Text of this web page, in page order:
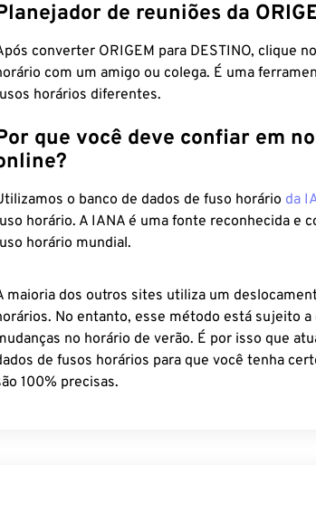
de reuniões da
converter ORIGEM para DESTINO, clique
com um amigo ou colega. É uma
horários diferentes.
que você deve confiar em
o banco de dados de fuso horário da
horário. A IANA é uma fonte reconhecida e
horário mundial.
maioria dos outros sites utiliza um
No entanto, esse método está sujeito
no horário de verão. É por isso que
de fusos horários para que você tenha
100% precisas.